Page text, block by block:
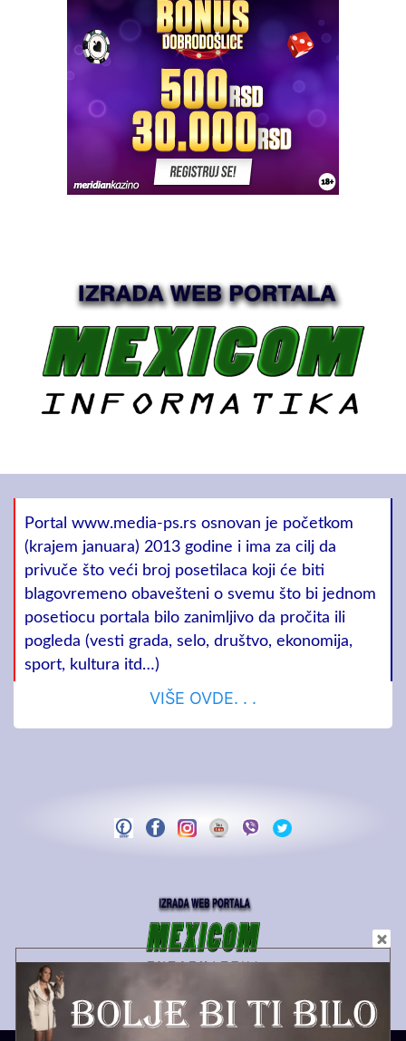
Portal www.media-ps.rs osnovan je početkom
(krajem januara) 2013 godine i ima za cilj da
privuče što veći broj posetilaca koji će biti
blagovremeno obavešteni o svemu što bi jednom
posetiocu portala bilo zanimljivo da pročita ili
pogleda (vesti grada, selo, društvo, ekonomija,
sport, kultura itd…)
VIŠE OVDE. . .